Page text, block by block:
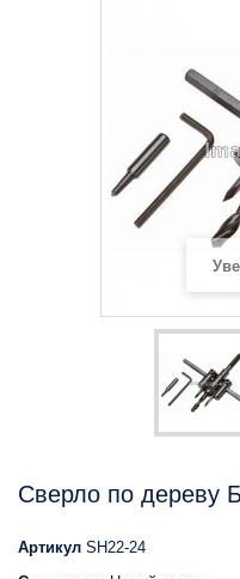
Сверло по дереву
Артикул SH22-24